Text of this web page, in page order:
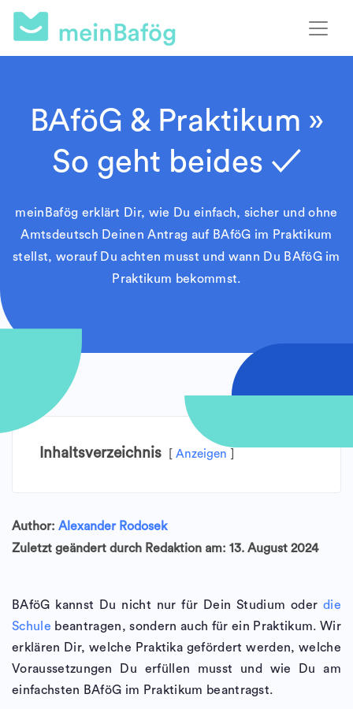
BAföG & Praktikum »
So geht beides ✓
meinBafög erklärt Dir, wie Du einfach, sicher und ohne
Amtsdeutsch Deinen Antrag auf BAföG im Praktikum
stellst, worauf Du achten musst und wann Du BAföG im
Praktikum bekommst.
Inhaltsverzeichnis Anzeigen
Author: Alexander Rodosek
Zuletzt geändert durch Redaktion am: 13. August 2024
BAföG kannst Du nicht nur für Dein Studium oderdie
Schule beantragen, sondern auch für ein Praktikum. Wir
erklären Dir, welche Praktika gefördert werden, welche
Voraussetzungen Du erfüllen musst und wie Du am
einfachsten BAföG im Praktikum beantragst.